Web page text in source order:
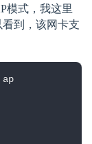
模式，我这里
看到，该网卡支